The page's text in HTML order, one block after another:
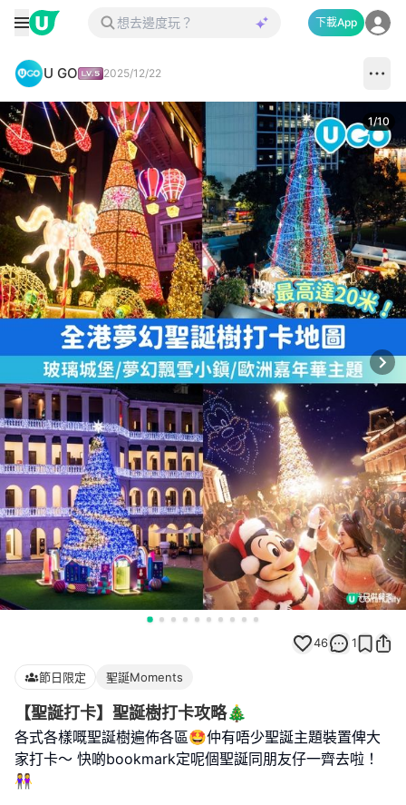
下載App
U GO 2025/12/22
1/10
46 1
節日限定 聖誕Moments
【聖誕打卡】聖誕樹打卡攻略🎄
各式各樣嘅聖誕樹遍佈各區🤩仲有唔少聖誕主題裝置俾大
家打卡～ 快啲bookmark定呢個聖誕同朋友仔一齊去啦！
👭